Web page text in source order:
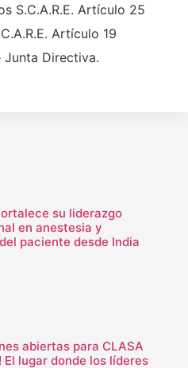
S.C.A.R.E. Artículo 25
Artículo 19
Junta Directiva.
su liderazgo
en anestesia y
paciente desde India
abiertas para CLASA
El lugar donde los líderes